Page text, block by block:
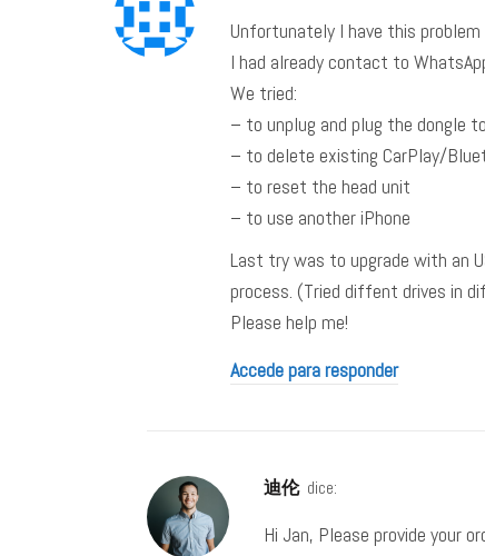
Unfortunately I have this
I had already contact to
We tried:
– to unplug and plug the dongle
– to delete existing CarPlay/
– to reset the head unit
– to use another iPhone
Last try was to upgrade with an
process. (Tried diffent drives in
Please help me!
Accede para responder
迪伦 dice:
Hi Jan, Please provide your